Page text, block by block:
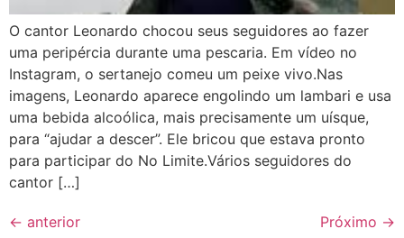
O cantor Leonardo chocou seus seguidores ao fazer
uma peripércia durante uma pescaria. Em vídeo no
Instagram, o sertanejo comeu um peixe vivo.Nas
imagens, Leonardo aparece engolindo um lambari e usa
uma bebida alcoólica, mais precisamente um uísque,
para “ajudar a descer”. Ele bricou que estava pronto
para participar do No Limite.Vários seguidores do
cantor […]
← anterior Próximo →